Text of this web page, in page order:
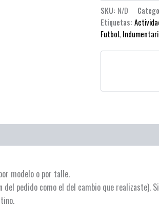
SKU: N/D
Etiquetas:
Futbol,
modelo o por talle.
pedido como el del cambio que realizaste).